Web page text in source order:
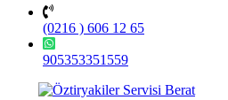
(0216 ) 606 12 65
905353351559